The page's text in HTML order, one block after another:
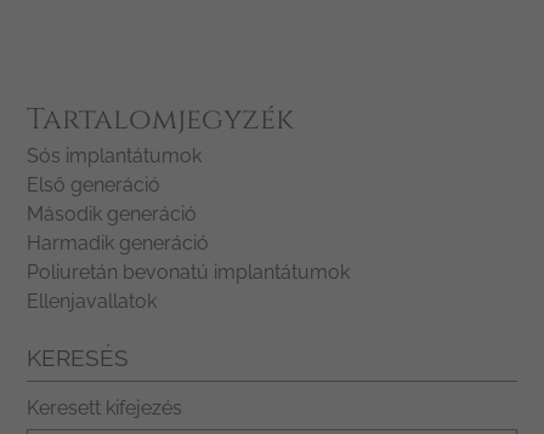
Tartalomjegyzék
Sós implantátumok
Első generáció
Második generáció
Harmadik generáció
Poliuretán bevonatú implantátumok
Ellenjavallatok
KERESÉS
Keresett kifejezés